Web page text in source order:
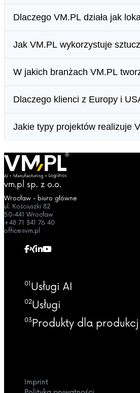
Dlaczego VM.PL działa jak
Jak VM.PL wykorzystuje
W jakich branżach VM.PL
Dlaczego klienci z Europy i
Jakie typy projektów realizuje
vm.pl sp. z o.o.
Wrocław - biuro główne
ul. Kościuszki 82
50-441 Wrocław
+48 71 341 76 40
office@vm.pl
01 Usługi AI
02Usługi
03Produkty dla
Imprint